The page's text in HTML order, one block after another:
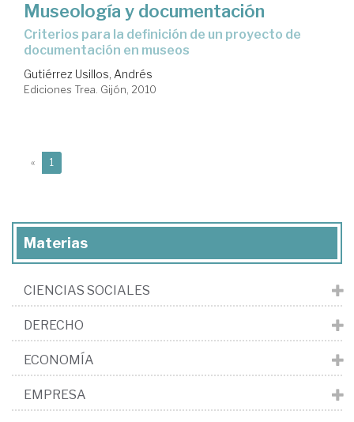
Museología y documentación
criterios para la definición de un proyecto de
documentación en museos
Gutiérrez Usillos, Andrés
Ediciones Trea. Gijón, 2010
« 1
Materias
CIENCIAS SOCIALES
DERECHO
ECONOMÍA
EMPRESA